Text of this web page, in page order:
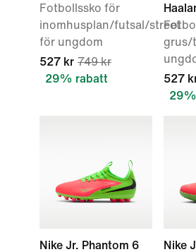
Fotbollssko för
inomhusplan/futsal/street
för ungdom
527 kr 749 kr
29% rabatt
grus/
527
Nike Jr. Phantom 6
Nike